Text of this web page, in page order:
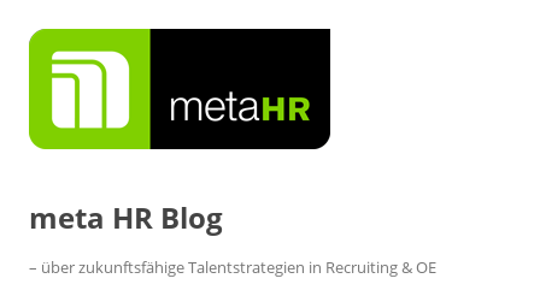
Inhalt
springen
meta HR Blog
– über zukunftsfähige Talentstrategien in Recruiting & OE